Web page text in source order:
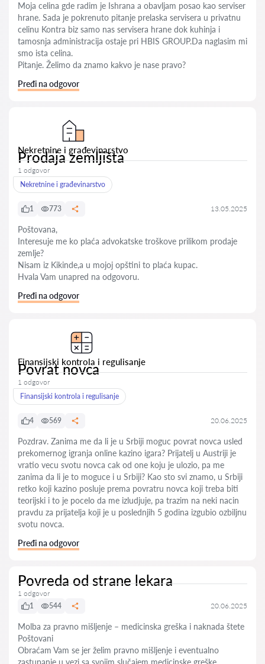
Moja celina gde radim je Ishrana a obavljam posao kao serviser
hrane. Sada je pokrenuto pitanje prelaska servisera u privatnu
celinu Kontra biz samo nas servisera hrane dok kuhinja i
tamosnja administracija ostaje pri HBIS GROUP.Da naglasim mi
smo ista celina.
Pitanje. Želimo da znamo kakvo je nase pravo?
Pređi na odgovor
Nekretnine i građevinarstvo
Prodaja zemljišta
1 odgovor
Nekretnine i građevinarstvo
1 773 13.05.2025
Poštovana,
Interesuje me ko plaća advokatske troškove prilikom prodaje
zemlje?
Nisam iz Kikinde,a u mojoj opštini to plaća kupac.
Hvala Vam unapred na odgovoru.
Pređi na odgovor
Finansijski kontrola i regulisanje
Povrat novca
1 odgovor
Finansijski kontrola i regulisanje
4 569 20.06.2025
Pozdrav. Zanima me da li je u Srbiji moguc povrat novca usled
prekomernog igranja online kazino igara? Prijatelj u Austriji je
vratio vecu svotu novca cak od one koju je ulozio, pa me
zanima da li je to moguce i u Srbiji? Kao sto svi znamo, u Srbiji
retko koji kazino posluje prema povratru novca koji treba biti
teorijski i to je pocelo da me izludjuje, pa trazim na neki nacin
pravdu za prijatelja koji je u poslednjih 5 godina izgubio ozbiljnu
svotu novca.
Pređi na odgovor
Povreda od strane lekara
1 odgovor
1
544 20.06.2025
Molba za pravno mišljenje – medicinska greška i naknada štete
Poštovani
Obraćam Vam se jer želim pravno mišljenje i eventualno
zastupanje u vezi sa svojim slučajem medicinske greške.